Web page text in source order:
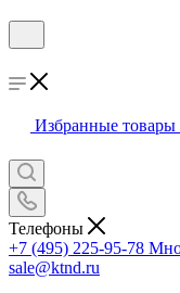
Избранные товары
Телефоны
+7 (495) 225-95-78
sale@ktnd.ru